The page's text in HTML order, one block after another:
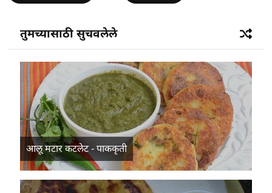
तुमच्यासाठी सुचवलेले
आलू मटार कटलेट - पाककृती